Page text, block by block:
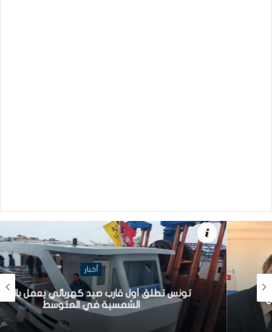
تونس تطلق أول قارب صيد كهربائي يعمل بالطاقة
الشمسية في المتوسط